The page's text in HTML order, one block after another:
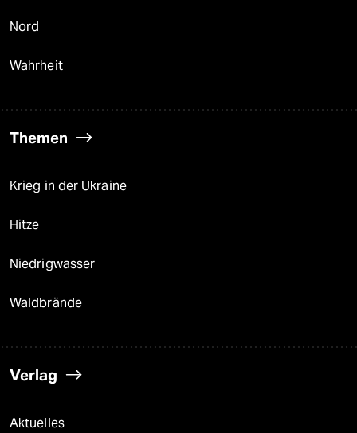
Nord
Wahrheit
Themen
Krieg in der Ukraine
Hitze
Niedrigwasser
Waldbrände
Verlag
Aktuelles